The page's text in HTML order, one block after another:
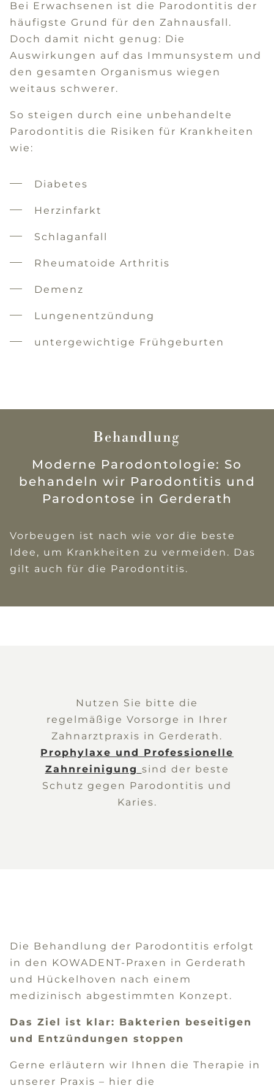
Bei Erwachsenen ist die Parodontitis der
häufigste Grund für den Zahnausfall.
Doch damit nicht genug: Die
Auswirkungen auf das Immunsystem und
den gesamten Organismus wiegen
weitaus schwerer.
So steigen durch eine unbehandelte
Parodontitis die Risiken für Krankheiten
wie:
Diabetes
Herzinfarkt
Schlaganfall
Rheumatoide Arthritis
Demenz
Lungenentzündung
untergewichtige Frühgeburten
Behandlung
Moderne Parodontologie: So
behandeln wir Parodontitis und
Parodontose in Gerderath
Vorbeugen ist nach wie vor die beste
Idee, um Krankheiten zu vermeiden. Das
gilt auch für die Parodontitis.
Nutzen Sie bitte die
regelmäßige Vorsorge in Ihrer
Zahnarztpraxis in Gerderath.
Prophylaxe und Professionelle
Zahnreinigung sind der beste
Schutz gegen Parodontitis und
Karies.
Die Behandlung der Parodontitis erfolgt
in den KOWADENT-Praxen in Gerderath
und Hückelhoven nach einem
medizinisch abgestimmten Konzept.
Das Ziel ist klar: Bakterien beseitigen
und Entzündungen stoppen
Gerne erläutern wir Ihnen die Therapie in
unserer Praxis – hier die